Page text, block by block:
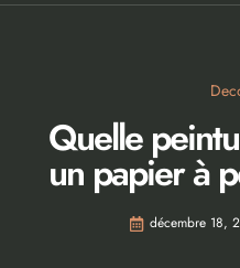
Quelle
un papier à
décembre 18,